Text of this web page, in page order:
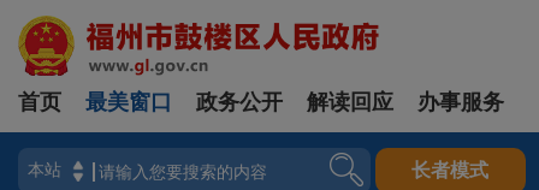
登录
首页 最美窗口 政务公开 解读回应 办事服务
长者模式